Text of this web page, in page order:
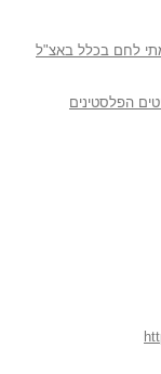
לחם בכלל באצ"ל
הפלסטינים